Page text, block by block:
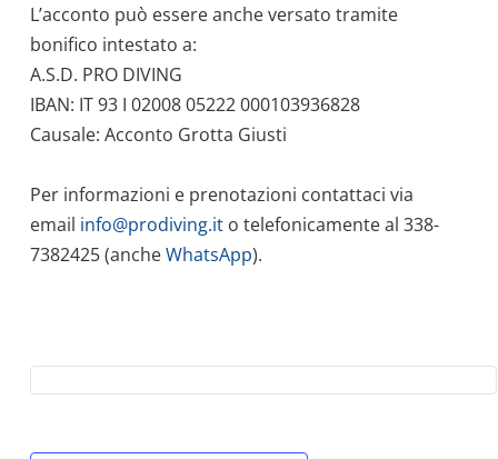
L’acconto può essere anche versato tramite
bonifico intestato a:
A.S.D. PRO DIVING
IBAN: IT 93 I 02008 05222 000103936828
Causale: Acconto Grotta Giusti
Per informazioni e prenotazioni contattaci via
email info@prodiving.it o telefonicamente al 338-
7382425 (ancheWhatsApp).